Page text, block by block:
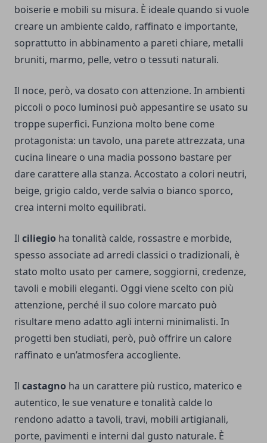
boiserie e mobili su misura. È ideale quando si vuole
creare un ambiente caldo, raffinato e importante,
soprattutto in abbinamento a pareti chiare, metalli
bruniti, marmo, pelle, vetro o tessuti naturali.
Il noce, però, va dosato con attenzione. In ambienti
piccoli o poco luminosi può appesantire se usato su
troppe superfici. Funziona molto bene come
protagonista: un tavolo, una parete attrezzata, una
cucina lineare o una madia possono bastare per
dare carattere alla stanza. Accostato a colori neutri,
beige, grigio caldo, verde salvia o bianco sporco,
crea interni molto equilibrati.
Il ciliegio ha tonalità calde, rossastre e morbide,
spesso associate ad arredi classici o tradizionali, è
stato molto usato per camere, soggiorni, credenze,
tavoli e mobili eleganti. Oggi viene scelto con più
attenzione, perché il suo colore marcato può
risultare meno adatto agli interni minimalisti. In
progetti ben studiati, però, può offrire un calore
raffinato e un’atmosfera accogliente.
Il castagno ha un carattere più rustico, materico e
autentico, le sue venature e tonalità calde lo
rendono adatto a tavoli, travi, mobili artigianali,
porte, pavimenti e interni dal gusto naturale. È